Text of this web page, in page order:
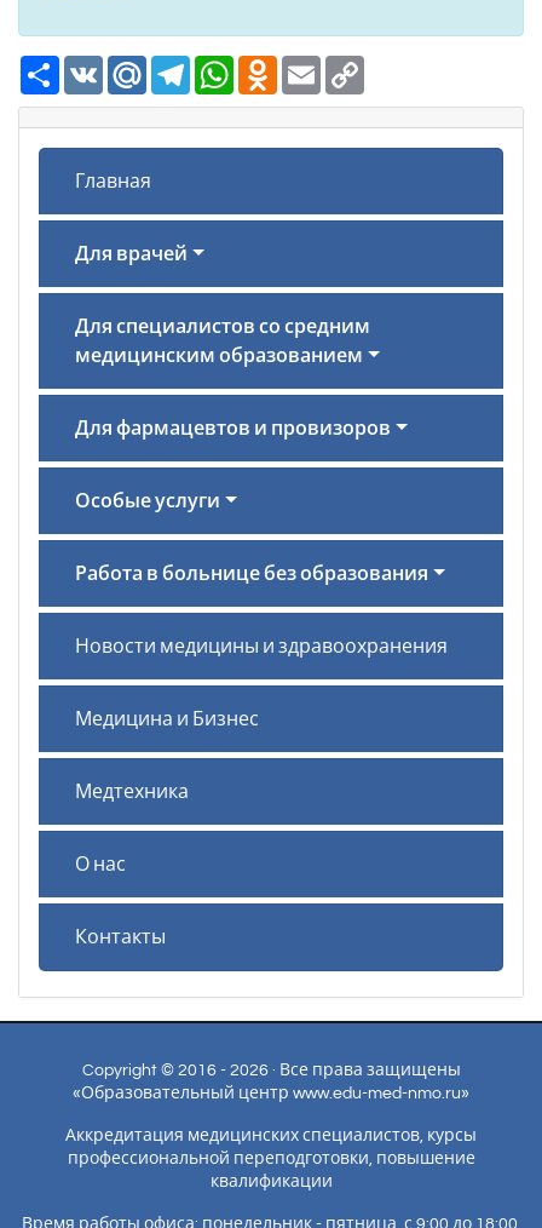
РесурсVK Mail.Ru TelegramWhatsAppOdnoklassniki
Email
Главная
Для врачей
Для специалистов со средним
медицинским образованием
Для фармацевтов и провизоров
Особые услуги
Работа в больнице без образования
Новости медицины и здравоохранения
Медицина и Бизнес
Медтехника
О нас
Контакты
Copyright © 2016 - 2026 · Все права защищены
«Образовательный центр www.edu-med-nmo.ru»
Аккредитация медицинских специалистов, курсы
профессиональной переподготовки, повышение
квалификации
Время работы офиса: понедельник - пятница, с 9:00 до 18:00.